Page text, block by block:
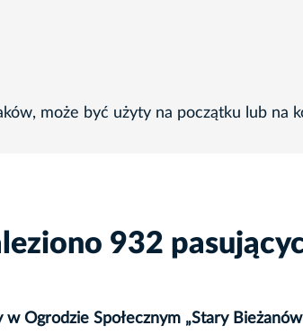
może być użyty na początku lub na
932
w Ogrodzie Społecznym „Stary